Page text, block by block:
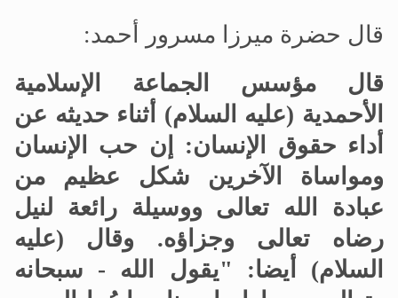
قال حضرة ميرزا مسرور أحمد:
قال مؤسس الجماعة الإسلامية
الأحمدية (عليه السلام) أثناء حديثه عن
أداء حقوق الإنسان: إن حب الإنسان
ومواساة الآخرين شكل عظيم من
عبادة الله تعالى ووسيلة رائعة لنيل
رضاه تعالى وجزاؤه. وقال (عليه
السلام) أيضا: "يقول الله - سبحانه